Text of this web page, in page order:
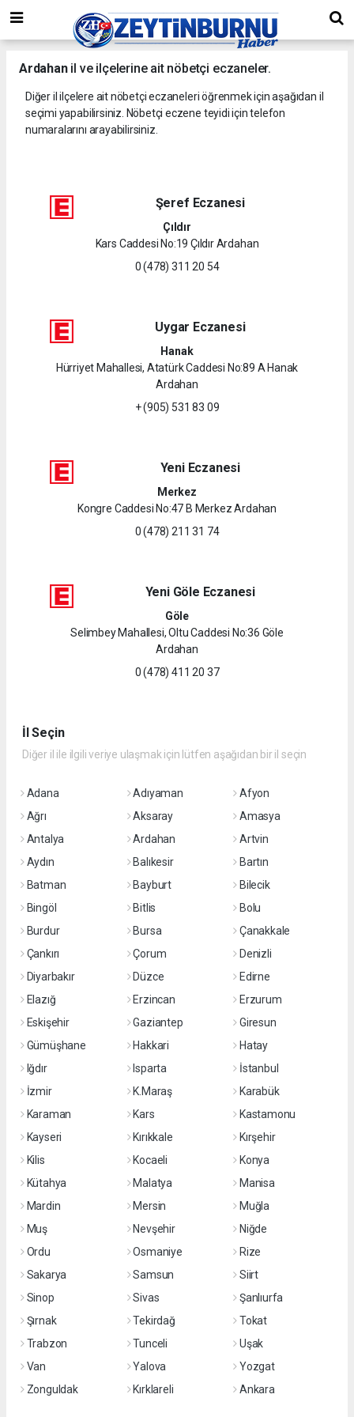
Ardahanil ve ilçelerine ait nöbetçi eczaneler.
Diğer il ilçelere ait nöbetçi eczaneleri öğrenmek için aşağıdan il
seçimi yapabilirsiniz. Nöbetçi eczene teyidi için telefon
numaralarını arayabilirsiniz.
Şeref Eczanesi
Çıldır
Kars Caddesi No:19 Çıldır Ardahan
0 (478) 311 20 54
Uygar Eczanesi
Hanak
Hürriyet Mahallesi, Atatürk Caddesi No:89 A Hanak
Ardahan
+ (905) 531 83 09
Yeni Eczanesi
Merkez
Kongre Caddesi No:47 B Merkez Ardahan
0 (478) 211 31 74
Yeni Göle Eczanesi
Göle
Selimbey Mahallesi, Oltu Caddesi No:36 Göle
Ardahan
0 (478) 411 20 37
İl Seçin
Diğer il ile ilgili veriye ulaşmak için lütfen aşağıdan bir il seçin
Adana Adıyaman
Afyon
Ağrı
Aksaray
Amasya
Antalya
Ardahan
Artvin
Aydın
Balıkesir
Bartın
Batman
Bayburt
Bilecik
Bingöl
Bitlis
Bolu
Burdur
Bursa
Çanakkale
Çankırı
Çorum
Denizli
Diyarbakır
Düzce
Edirne
Elazığ
Erzincan
Erzurum
Eskişehir
Gaziantep
Giresun
Gümüşhane
Hakkari
Hatay
Iğdır
Isparta
İstanbul
İzmir
K.Maraş
Karabük
Karaman
Kars
Kastamonu
Kayseri
Kırıkkale
Kırşehir
Kilis
Kocaeli
Konya
Kütahya
Malatya
Manisa
Mardin
Mersin
Muğla
Muş
Nevşehir
Niğde
Ordu
Osmaniye
Rize
Sakarya
Samsun
Siirt
Sinop
Sivas
Şanlıurfa
Şırnak
Tekirdağ
Tokat
Trabzon
Tunceli
Uşak
Van
Yalova
Yozgat
Zonguldak
Kırklareli Ankara